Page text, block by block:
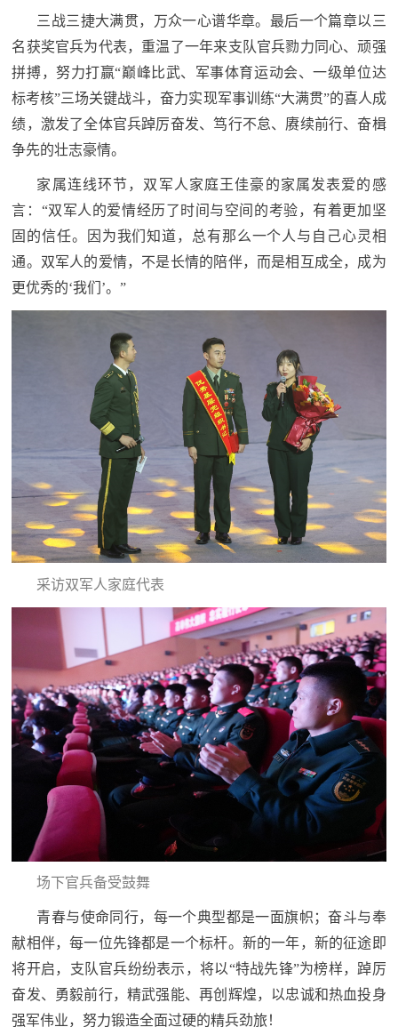
三战三捷大满贯，万众一心谱华章。最后一个篇章以三
名获奖官兵为代表，重温了一年来支队官兵勠力同心、顽强
拼搏，努力打赢“巅峰比武、军事体育运动会、一级单位达
标考核”三场关键战斗，奋力实现军事训练“大满贯”的喜人成
绩，激发了全体官兵踔厉奋发、笃行不怠、赓续前行、奋楫
争先的壮志豪情。
家属连线环节，双军人家庭王佳豪的家属发表爱的感
言：“双军人的爱情经历了时间与空间的考验，有着更加坚
固的信任。因为我们知道，总有那么一个人与自己心灵相
通。双军人的爱情，不是长情的陪伴，而是相互成全，成为
更优秀的‘我们’。”
采访双军人家庭代表
场下官兵备受鼓舞
青春与使命同行，每一个典型都是一面旗帜；奋斗与奉
献相伴，每一位先锋都是一个标杆。新的一年，新的征途即
将开启，支队官兵纷纷表示，将以“特战先锋”为榜样，踔厉
奋发、勇毅前行，精武强能、再创辉煌，以忠诚和热血投身
强军伟业，努力锻造全面过硬的精兵劲旅！